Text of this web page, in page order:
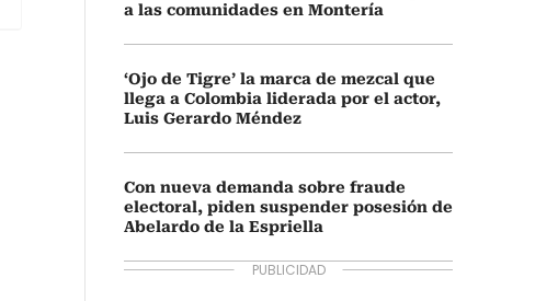
a las comunidades en Montería
‘Ojo de Tigre’ la marca de mezcal que
llega a Colombia liderada por el actor,
Luis Gerardo Méndez
Con nueva demanda sobre fraude
electoral, piden suspender posesión de
Abelardo de la Espriella